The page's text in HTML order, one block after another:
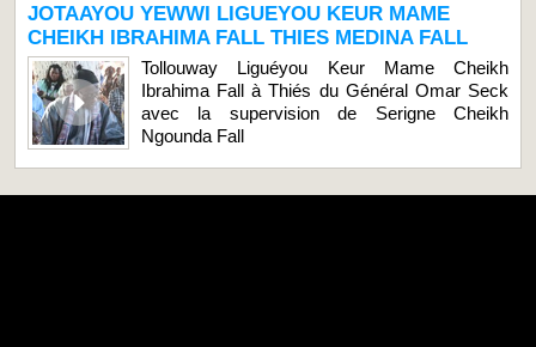
JOTAAYOU YEWWI LIGUEYOU KEUR MAME
CHEIKH IBRAHIMA FALL THIES MEDINA FALL
Tollouway Liguéyou Keur Mame Cheikh
Ibrahima Fall à Thiés du Général Omar Seck
avec la supervision de Serigne Cheikh
Ngounda Fall